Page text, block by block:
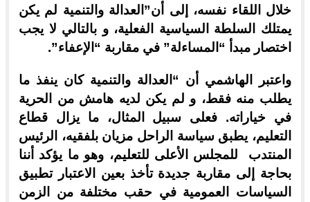
خلال اللقاء نفسه، إلى أن”العدالة والتنمية لم يكن
يمتلك السلطة السياسية الفعلية، و بالتالي لا يجب
اختصار مبدأ “المساءلة” في مقاربة “الإعفاء”.
واعتبر الهاشمي أن “العدالة والتنمية كان ينفذ ما
يطلب منه فقط، و لم يكن لديه هامش من الحرية
في خياراته. فعلى سبيل المثال، ما يزال قطاع
التعليم، يطبق سياسة الراحل مزيان بلفقيه، الرئيس
المنتدب للمجلس الأعلى للتعليم، وهو ما يؤكد أننا
بحاجة إلى مقاربة جديدة تأخذ بعين الاعتبار تطبيق
السياسات العمومية في حقب مختلفة من الزمن